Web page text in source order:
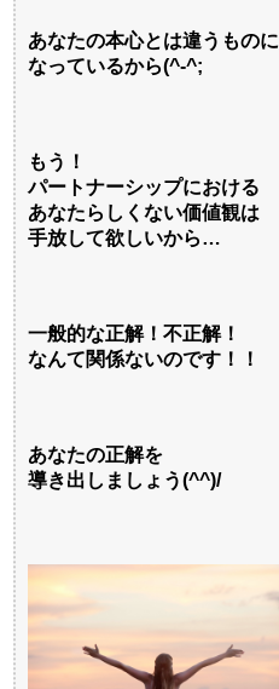
あなたの本心とは違うものに
なっているから(^-^;
もう！
パートナーシップにおける
あなたらしくない価値観は
手放して欲しいから…
一般的な正解！不正解！
なんて関係ないのです！！
あなたの正解を
導き出しましょう(^^)/